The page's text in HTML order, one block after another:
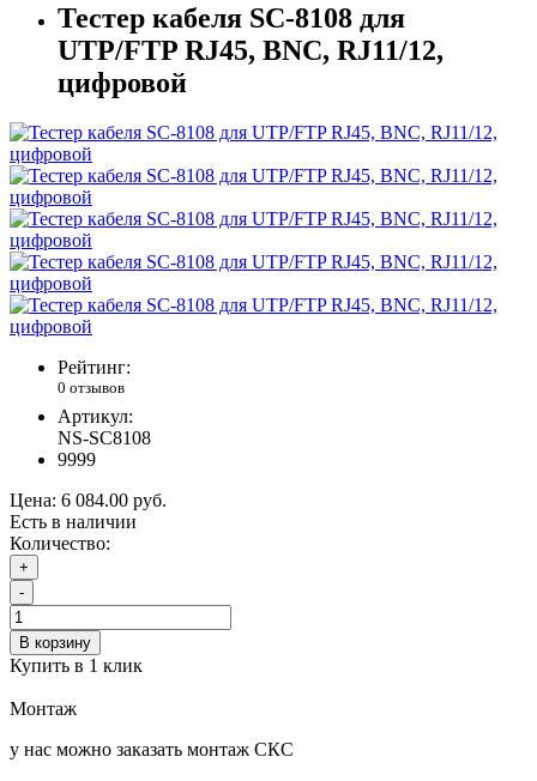
Тестер кабеля SC-8108 для
UTP/FTP RJ45, BNC, RJ11/12,
цифровой
Рейтинг:
0 отзывов
Артикул:
NS-SC8108
9999
Цена: 6 084.00 руб.
Есть в наличии
Количество:
+
-
В корзину
Купить в 1 клик
Монтаж
у нас можно заказать монтаж СКС